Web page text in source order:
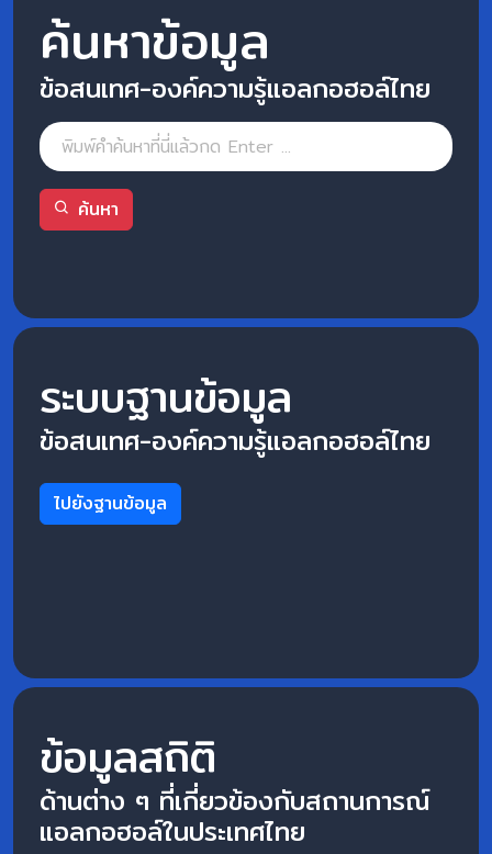
ค้นหาข้อมูล
ข้อสนเทศ-องค์ความรู้แอลกอฮอล์ไทย
ค้นหา
ระบบฐานข้อมูล
ข้อสนเทศ-องค์ความรู้แอลกอฮอล์ไทย
ไปยังฐานข้อมูล
ข้อมูลสถิติ
ด้านต่าง ๆ ที่เกี่ยวข้องกับสถานการณ์
แอลกอฮอล์ในประเทศไทย